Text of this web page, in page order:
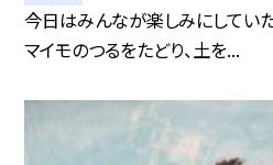
今日はみんなが楽しみにしてい
マイモのつるをたどり、土を...